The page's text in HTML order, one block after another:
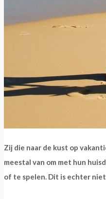
Zij die naar de kust op
meestal van om met hun
of te spelen. Dit is echter